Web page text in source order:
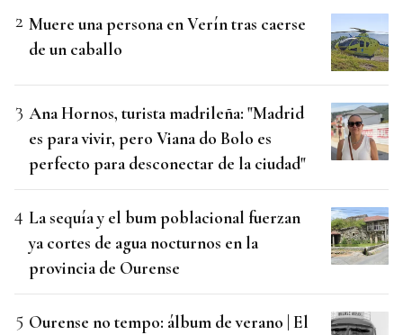
Muere una persona en Verín tras caerse
de un caballo
Ana Hornos, turista madrileña: "Madrid
es para vivir, pero Viana do Bolo es
perfecto para desconectar de la ciudad"
La sequía y el bum poblacional fuerzan
ya cortes de agua nocturnos en la
provincia de Ourense
Ourense no tempo: álbum de verano | El